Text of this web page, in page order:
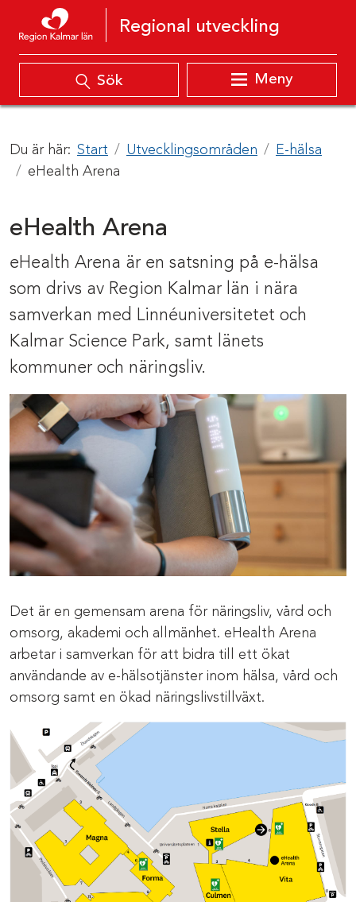
Hoppa till innehåll
Regional utveckling
Sök Meny
Du är här: Start Utvecklingsområden
E-hälsa
eHealth Arena
eHealth Arena
eHealth Arena är en satsning på e-hälsa
som drivs av Region Kalmar län i nära
samverkan med Linnéuniversitetet och
Kalmar Science Park, samt länets
kommuner och näringsliv.
Det är en gemensam arena för näringsliv, vård och
omsorg, akademi och allmänhet. eHealth Arena
arbetar i samverkan för att bidra till ett ökat
användande av e-hälsotjänster inom hälsa, vård och
omsorg samt en ökad näringslivstillväxt.